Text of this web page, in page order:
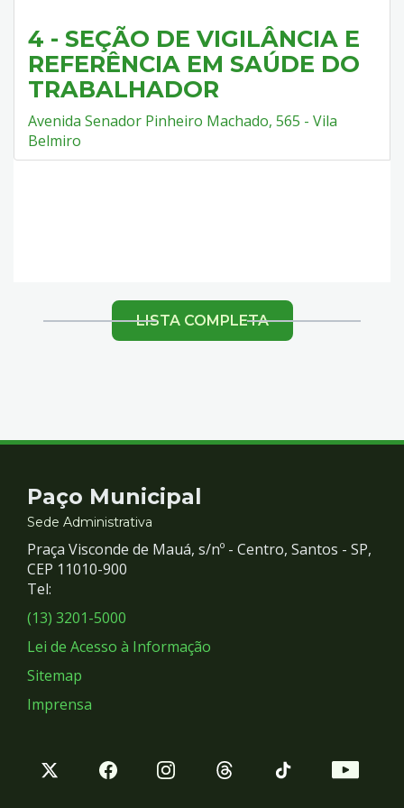
4 - SEÇÃO DE VIGILÂNCIA E
REFERÊNCIA EM SAÚDE DO
TRABALHADOR
Avenida Senador Pinheiro Machado, 565 - Vila
Belmiro
LISTA COMPLETADE LOCAIS
Contato
e
Redes
Sociais
Paço Municipal
Sede Administrativa
Praça Visconde de Mauá, s/nº - Centro, Santos - SP,
CEP 11010-900
Tel:
(13) 3201-5000
Lei de Acesso à Informação
Sitemap
Imprensa